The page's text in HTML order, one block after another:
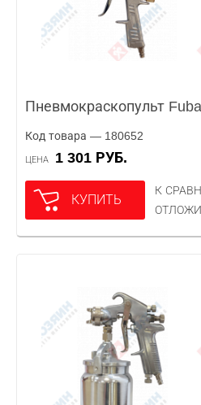
Пневмокраскопульт
Код товара — 180652
ЦЕНА 1 301 РУБ.
КУПИТЬ
К